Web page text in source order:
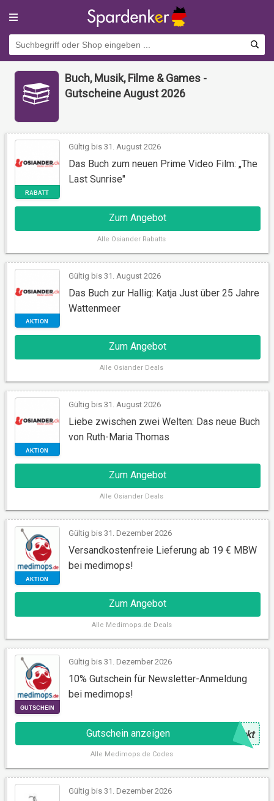
Buch, Musik, Filme & Games -
Gutscheine August 2026
Gültig bis 31. August 2026
Das Buch zum neuen Prime Video Film: „The
Last Sunrise"
Zum Angebot
Alle Osiander Rabatts
Gültig bis 31. August 2026
Das Buch zur Hallig: Katja Just über 25 Jahre
Wattenmeer
Zum Angebot
Alle Osiander Deals
Gültig bis 31. August 2026
Liebe zwischen zwei Welten: Das neue Buch
von Ruth-Maria Thomas
Zum Angebot
Alle Osiander Deals
Gültig bis 31. Dezember 2026
Versandkostenfreie Lieferung ab 19 € MBW
bei medimops!
Zum Angebot
Alle Medimops.de Deals
GUTSCHEIN
Gültig bis 31. Dezember 2026
10% Gutschein für Newsletter-Anmeldung
bei medimops!
Gutschein anzeigen @ ckt
Alle Medimops.de Codes
Gültig bis 31. Dezember 2026